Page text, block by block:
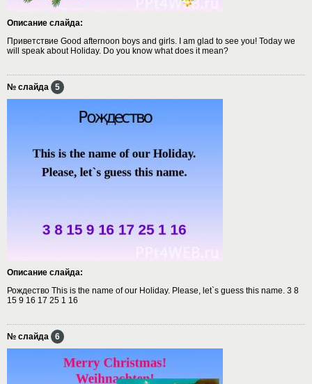
Описание слайда:
Приветствие Good afternoon boys and girls. I am glad to see you! Today we
will speak about Holiday. Do you know what does it mean?
№ слайда 5
Описание слайда:
Рождество This is the name of our Holiday. Please, let`s guess this name. 3 8
15 9 16 17 25 1 16
№ слайда 6